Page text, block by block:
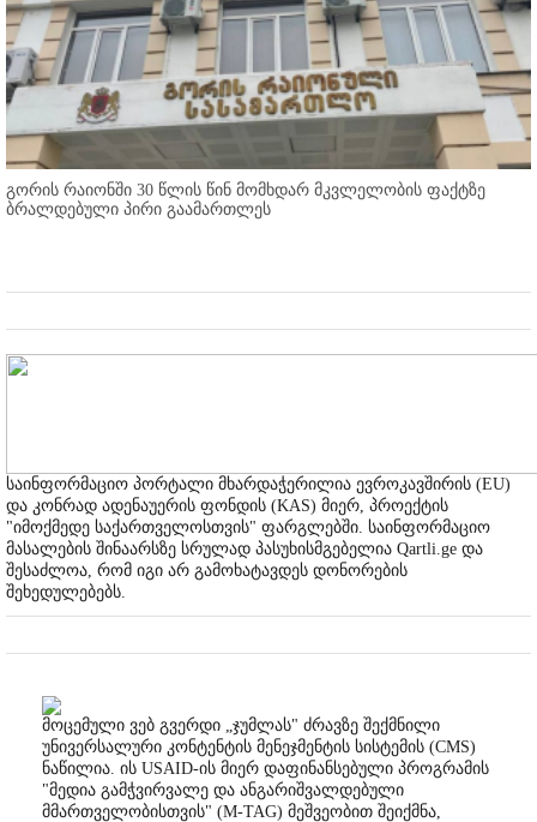
გორის რაიონში 30 წლის წინ მომხდარ მკვლელობის ფაქტზე
ბრალდებული პირი გაამართლეს
საინფორმაციო პორტალი მხარდაჭერილია ევროკავშირის (EU)
და კონრად ადენაუერის ფონდის (KAS) მიერ, პროექტის
"იმოქმედე საქართველოსთვის" ფარგლებში. საინფორმაციო
მასალების შინაარსზე სრულად პასუხისმგებელია Qartli.ge და
შესაძლოა, რომ იგი არ გამოხატავდეს დონორების
შეხედულებებს.
მოცემული ვებ გვერდი „ჯუმლას" ძრავზე შექმნილი
უნივერსალური კონტენტის მენეჯმენტის სისტემის (CMS)
ნაწილია. ის USAID-ის მიერ დაფინანსებული პროგრამის
"მედია გამჭვირვალე და ანგარიშვალდებული
მმართველობისთვის" (M-TAG) მეშვეობით შეიქმნა,